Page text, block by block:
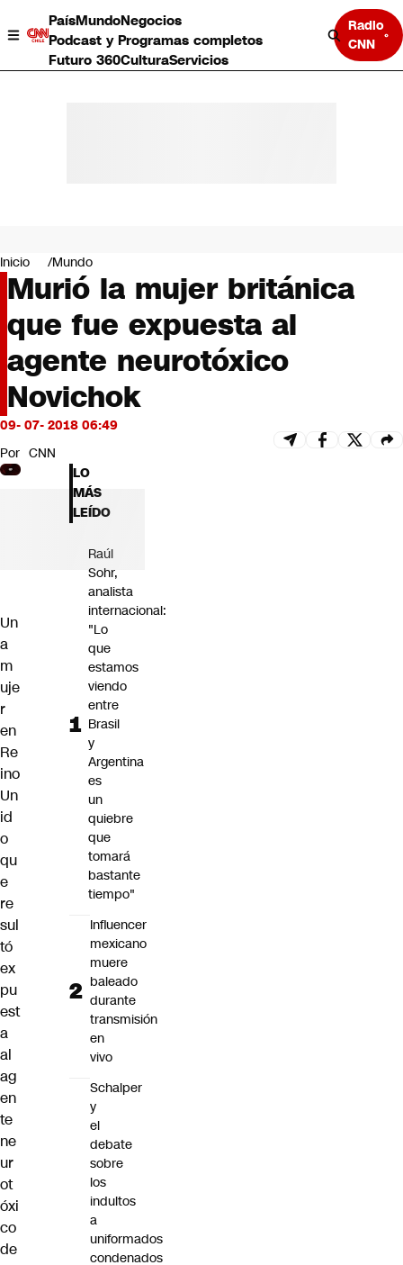
PaísMundoNegocios
Podcast y Programas completos
Futuro 360CulturaServicios
Radio
CNN
Negocios
Deportes
Programas completos
Cultura
Servicios
Bits
CNN Data
CNN tiempo
Futuro 360
Inicio Mundo
Murió la mujer británica
que fue expuesta al
agente neurotóxico
Novichok
09- 07- 2018 06:49
Por CNN
Un
a
m
uje
r
en
Re
ino
Un
id
o
qu
e
re
sul
tó
ex
pu
est
a
al
ag
en
te
ne
ur
ot
óxi
co
de
LO
MÁS
LEÍDO
Raúl
Sohr,
analista
internacional:
"Lo
que
estamos
viendo
entre
Brasil
y
Argentina
es
un
quiebre
que
tomará
bastante
tiempo"
Influencer
mexicano
muere
baleado
durante
transmisión
en
vivo
Schalper
y
el
debate
sobre
los
indultos
a
uniformados
condenados